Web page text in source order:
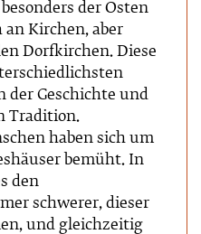
der Osten
Kirchen, aber
Dorfkirchen. Diese
der Geschichte und
Tradition.
haben sich um
bemüht. In
den
schwerer, dieser
und gleichzeitig